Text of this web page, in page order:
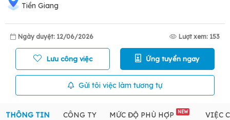
Tiền Giang
Ngày duyệt: 12/06/2026 Lượt xem: 153
Lưu công việc Ứng tuyển ngay
Gửi tôi việc làm tương tự
THÔNG TIN CÔNG TY MỨC ĐỘ PHÙ HỢP NEW VIỆC